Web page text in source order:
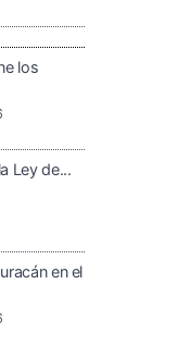
los
Ley de...
en el